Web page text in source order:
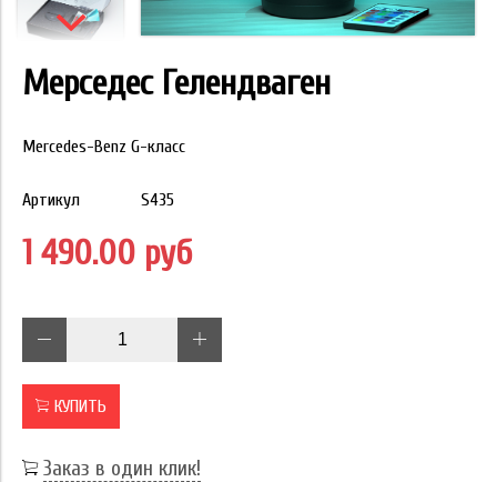
Мерседес Гелендваген
Mercedes-Benz G-класс
Артикул S435
1 490.00 руб
КУПИТЬ
Заказ в один клик!